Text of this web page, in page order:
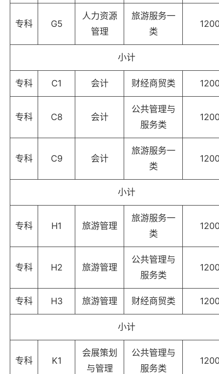
专科 G5
人力资源
管理
旅游服务一
类
小计
专科 C1 会计 财经商贸类
专科 C8 会计
公共管理与
服务类
专科 C9 会计
旅游服务一
类
小计
专科 H1 旅游管理
旅游服务一
类
专科 H2 旅游管理
公共管理与
服务类
专科 H3 旅游管理 财经商贸类
小计
专科 K1
会展策划
与管理
公共管理与
服务类